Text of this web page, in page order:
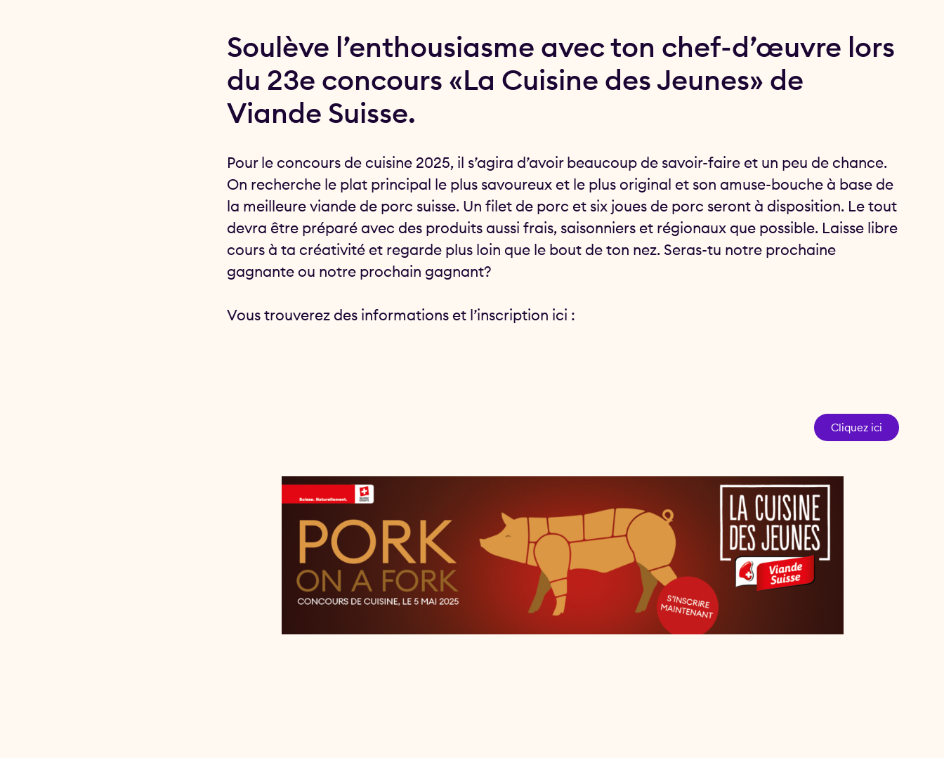
Soulève l’enthousiasme avec ton chef-d’œuvre lors
du 23e concours «La Cuisine des Jeunes» de
Viande Suisse.
Pour le concours de cuisine 2025, il s’agira d’avoir beaucoup de savoir-faire et un peu de chance.
On recherche le plat principal le plus savoureux et le plus original et son amuse-bouche à base de
la meilleure viande de porc suisse. Un filet de porc et six joues de porc seront à disposition. Le tout
devra être préparé avec des produits aussi frais, saisonniers et régionaux que possible. Laisse libre
cours à ta créativité et regarde plus loin que le bout de ton nez. Seras-tu notre prochaine
gagnante ou notre prochain gagnant?
Vous trouverez des informations et l’inscription ici :
Cliquez ici